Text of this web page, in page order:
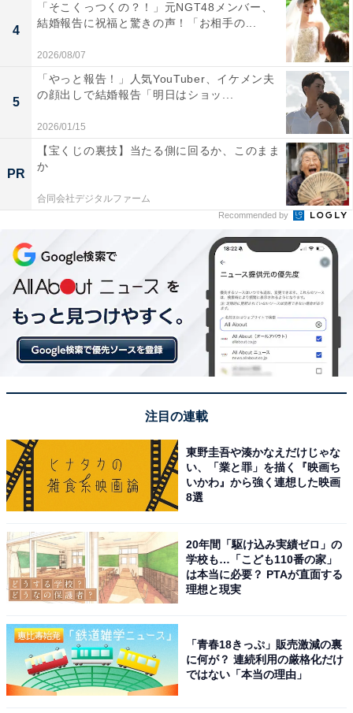
4
「そこくっつくの？！」元NGT48メンバー、
結婚報告に祝福と驚きの声！「お相手の...
2026/08/07
5
「やっと報告！」人気YouTuber、イケメン夫
の顔出しで結婚報告「明日はショッ...
2026/01/15
PR
【宝くじの裏技】当たる側に回るか、このまま
か
合同会社デジタルファーム
Recommended by
注目の連載
東野圭吾や湊かなえだけじゃな
い、「業と罪」を描く『映画ち
いかわ』から強く連想した映画
8選
20年間「駆け込み実績ゼロ」の
学校も…「こども110番の家」
は本当に必要？ PTAが直面する
理想と現実
「青春18きっぷ」販売激減の裏
に何が？ 連続利用の厳格化だけ
ではない「本当の理由」